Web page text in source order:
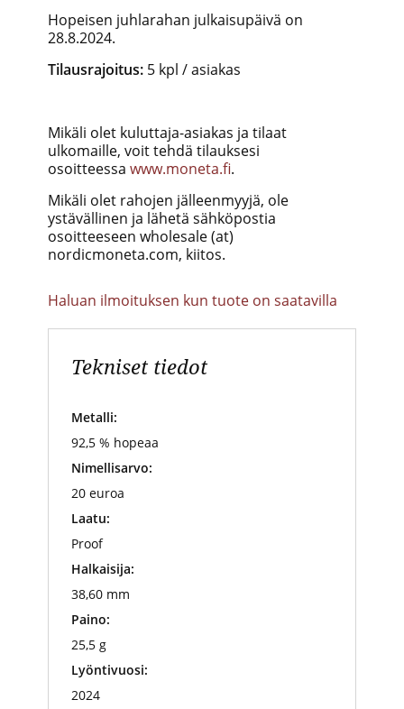
Hopeisen juhlarahan julkaisupäivä on
28.8.2024.
Tilausrajoitus: 5 kpl / asiakas
Mikäli olet kuluttaja-asiakas ja tilaat
ulkomaille, voit tehdä tilauksesi
osoitteessa www.moneta.fi.
Mikäli olet rahojen jälleenmyyjä, ole
ystävällinen ja lähetä sähköpostia
osoitteeseen wholesale (at)
nordicmoneta.com, kiitos.
Haluan ilmoituksen kun tuote on saatavilla
Tekniset tiedot
Metalli:
92,5 % hopeaa
Nimellisarvo:
20 euroa
Laatu:
Proof
Halkaisija:
38,60 mm
Paino:
25,5 g
Lyöntivuosi:
2024